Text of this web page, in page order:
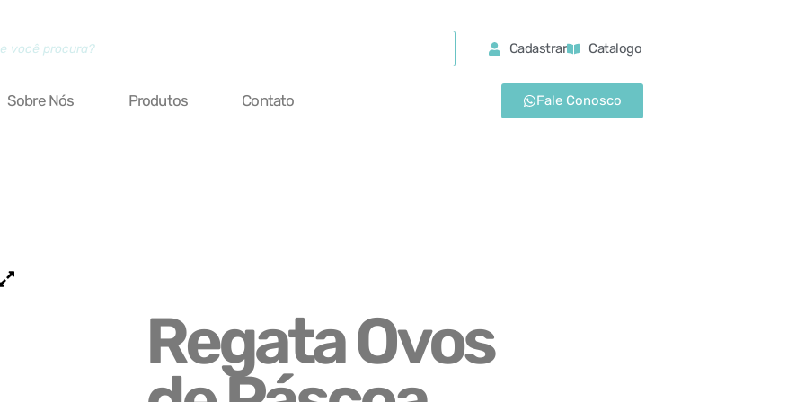
Cadastrar Catalogo
Sobre Nós Produtos Contato Fale Conosco
Regata Ovos